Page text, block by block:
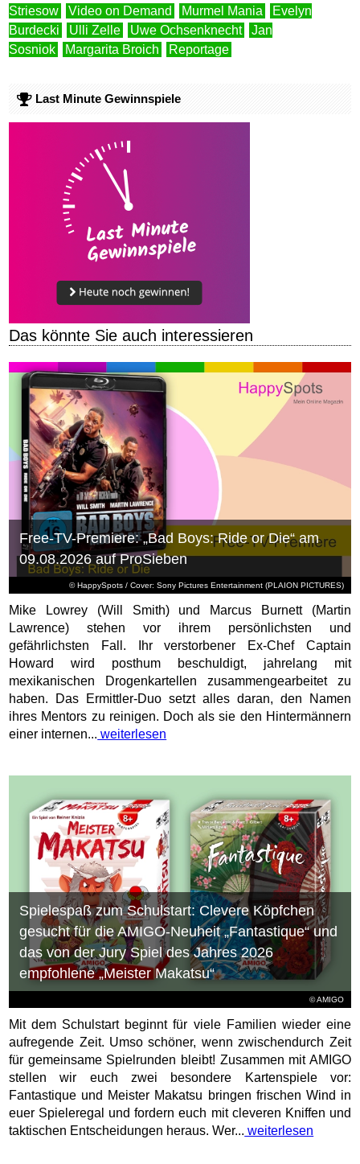
Striesow
Video on Demand Murmel Mania
Evelyn
Burdecki
Ulli Zelle Uwe Ochsenknecht
Jan
Sosniok
Margarita Broich Reportage
Last Minute Gewinnspiele
Das könnte Sie auch interessieren
© HappySpots / Cover: Sony Pictures Entertainment (PLAION PICTURES)
Free-TV-Premiere: „Bad Boys: Ride or Die“ am
09.08.2026 auf ProSieben
Mike Lowrey (Will Smith) und Marcus Burnett (Martin
Lawrence) stehen vor ihrem persönlichsten und
gefährlichsten Fall. Ihr verstorbener Ex-Chef Captain
Howard wird posthum beschuldigt, jahrelang mit
mexikanischen Drogenkartellen zusammengearbeitet zu
haben. Das Ermittler-Duo setzt alles daran, den Namen
ihres Mentors zu reinigen. Doch als sie den Hintermännern
einer internen... weiterlesen
© AMIGO
Spielespaß zum Schulstart: Clevere Köpfchen
gesucht für die AMIGO-Neuheit „Fantastique“ und
das von der Jury Spiel des Jahres 2026
empfohlene „Meister Makatsu“
Mit dem Schulstart beginnt für viele Familien wieder eine
aufregende Zeit. Umso schöner, wenn zwischendurch Zeit
für gemeinsame Spielrunden bleibt! Zusammen mit AMIGO
stellen wir euch zwei besondere Kartenspiele vor:
Fantastique und Meister Makatsu bringen frischen Wind in
euer Spieleregal und fordern euch mit cleveren Kniffen und
taktischen Entscheidungen heraus. Wer... weiterlesen